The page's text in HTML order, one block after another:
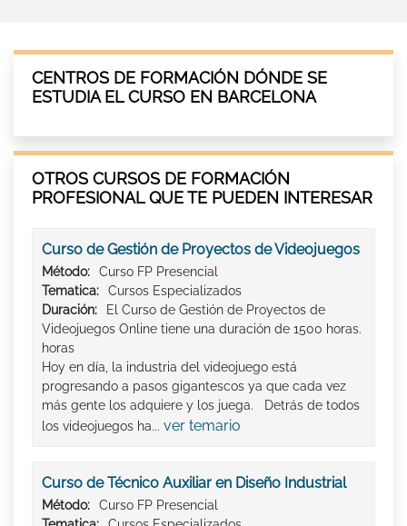
CENTROS DE FORMACIÓN DÓNDE SE
ESTUDIA EL CURSO EN BARCELONA
OTROS CURSOS DE FORMACIÓN
PROFESIONAL QUE TE PUEDEN INTERESAR
Curso de Gestión de Proyectos de Videojuegos
Método:
Curso FP Presencial
Tematica:
Cursos Especializados
Duración:
El Curso de Gestión de Proyectos de
Videojuegos Online tiene una duración de 1500 horas.
horas
Hoy en día, la industria del videojuego está
progresando a pasos gigantescos ya que cada vez
más gente los adquiere y los juega. Detrás de todos
los videojuegos ha... ver temario
Curso de Técnico Auxiliar en Diseño Industrial
Método:
Curso FP Presencial